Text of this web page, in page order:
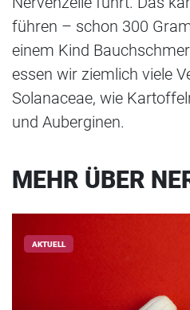
führen – schon 300
einem Kind
essen wir ziemlich viele
Solanaceae, wie
und Auberginen.
MEHR ÜBER
AKTUELL